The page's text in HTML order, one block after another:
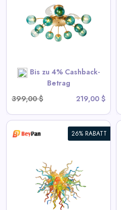
Bis zu 4% Cashback-
Betrag
399,00 $
219,00 $
Kronleuchter Gradient Blau
und Frosted Weiß
View All BeyPan Deals
SHOP NOW
26% RABATT
Blown Glass Chandeliers
Chihuly Style Blau
View All BeyPan Deals